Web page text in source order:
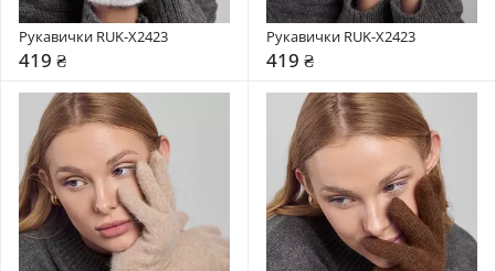
Рукавички RUK-X2423
419 ₴
Рукавички RUK-X2423
419 ₴